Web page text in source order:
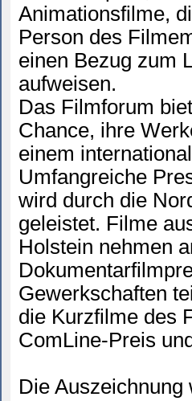
Animationsfilme,
Person des
einen Bezug zum
aufweisen.
Das Filmforum
Chance, ihre
einem
Umfangreiche
wird durch die
geleistet. Filme
Holstein nehmen
Gewerkschaften
die Kurzfilme des
ComLine-Preis
Die